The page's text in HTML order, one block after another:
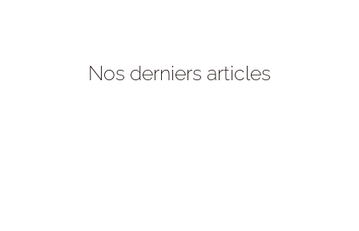
Nos derniers articles